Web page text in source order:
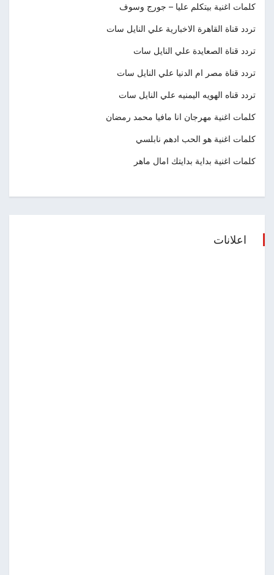
كلمات اغنية بيتكلم عليا – جورج وسوف
تردد قناة القاهرة الاخبارية علي النايل سات
تردد قناة الصعايدة علي النايل سات
تردد قناة مصر ام الدنيا علي النايل سات
تردد قناه الهويه اليمنيه علي النايل سات
كلمات اغنية مهرجان انا مافيا محمد رمضان
كلمات اغنية هو الحب ادهم نابلسي
كلمات اغنية بداية بدايتك امال ماهر
اعلانات